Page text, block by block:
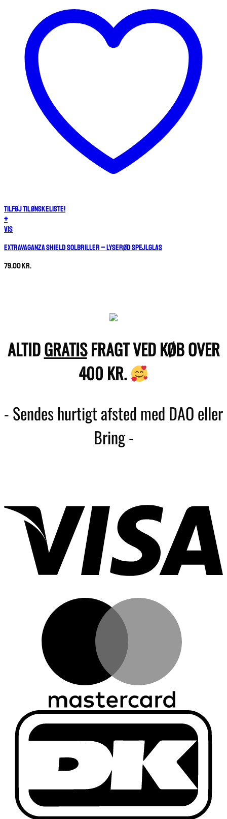
Tilføj til ønskeliste!
+
Vis
Extravaganza Shield Solbriller – Lyserød Spejlglas
79.00kr.
ALTIDGRATISFRAGT VED KØB OVER
400 KR.
- Sendes hurtigt afsted med DAO eller
Bring -